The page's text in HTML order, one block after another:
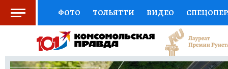
ФОТО ТОЛЬЯТТИ ВИДЕО
СОЦПОДДЕРЖКА НАУКА СПОРТ
ВЫБОР ЭКСПЕРТОВ ДОКТОР